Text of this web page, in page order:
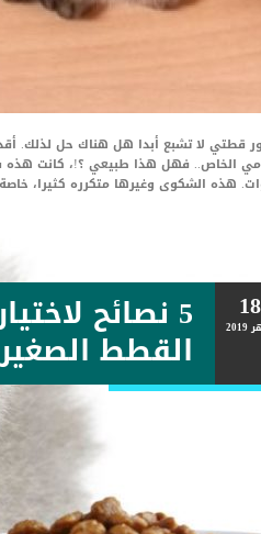
قطتي لا تشبع أبدا هل هناك حل لذلك.
هذه الشكوى وغيرها متكرره كثيرا،
18
2019 5 نصائح
القطط